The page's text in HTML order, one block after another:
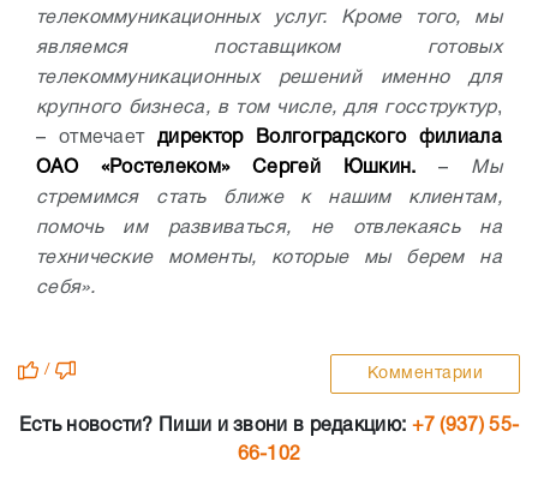
телекоммуникационных услуг. Кроме того, мы
являемся поставщиком готовых
телекоммуникационных решений именно для
крупного бизнеса, в том числе, для госструктур,
– отмечает директор Волгоградского филиала
ОАО «Ростелеком» Сергей Юшкин. – Мы
стремимся стать ближе к нашим клиентам,
помочь им развиваться, не отвлекаясь на
технические моменты, которые мы берем на
себя».
/ Комментарии
Есть новости? Пиши и звони в редакцию: +7 (937) 55-
66-102